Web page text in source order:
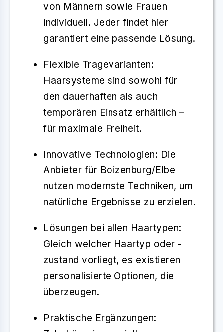
von Männern sowie Frauen
individuell. Jeder findet hier
garantiert eine passende Lösung.
Flexible Tragevarianten:
Haarsysteme sind sowohl für
den dauerhaften als auch
temporären Einsatz erhältlich –
für maximale Freiheit.
Innovative Technologien: Die
Anbieter für Boizenburg/Elbe
nutzen modernste Techniken, um
natürliche Ergebnisse zu erzielen.
Lösungen bei allen Haartypen:
Gleich welcher Haartyp oder -
zustand vorliegt, es existieren
personalisierte Optionen, die
überzeugen.
Praktische Ergänzungen: